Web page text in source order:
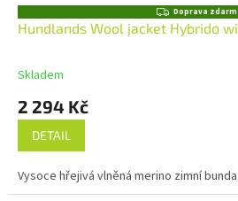
Z
D
A
Doprava
Hundlands Wool jacket Hybrido
Skladem
2 294 Kč
DETAIL
Vysoce hřejivá vlněná merino zimní